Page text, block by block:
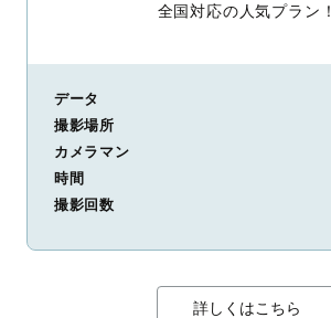
全国対応の人気プラン！
データ
撮影場所
カメラマン
時間
撮影回数
詳しくはこちら